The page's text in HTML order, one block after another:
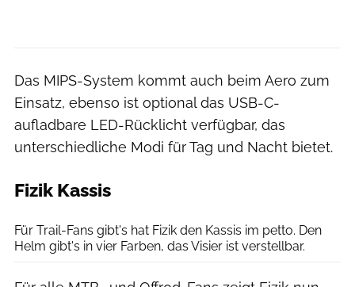
Das MIPS-System kommt auch beim Aero zum
Einsatz, ebenso ist optional das USB-C-
aufladbare LED-Rücklicht verfügbar, das
unterschiedliche Modi für Tag und Nacht bietet.
Fizik Kassis
Für Trail-Fans gibt's hat Fizik den Kassis im petto. Den
Helm gibt's in vier Farben, das Visier ist verstellbar.